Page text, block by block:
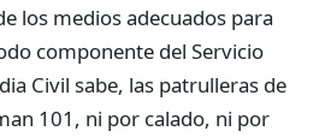
los medios adecuados para
componente del Servicio
Civil sabe, las patrulleras de
101, ni por calado, ni por